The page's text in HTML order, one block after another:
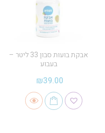
אבקת בועות סבון 33 ליטר –
בעבוע
₪39.00